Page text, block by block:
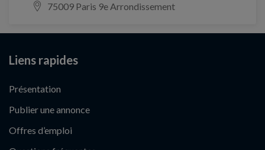
75009 Paris 9e Arrondissement
Liens rapides
Présentation
Publier une annonce
Offres d’emploi